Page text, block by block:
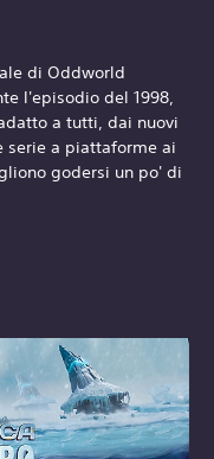
di Oddworld
l'episodio del 1998,
a tutti, dai nuovi
serie a piattaforme ai
godersi un po' di